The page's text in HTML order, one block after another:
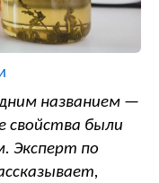
названием —
свойства были
Эксперт по